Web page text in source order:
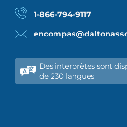
1-866-794-9117
Des interprètes sont
de 230 langues